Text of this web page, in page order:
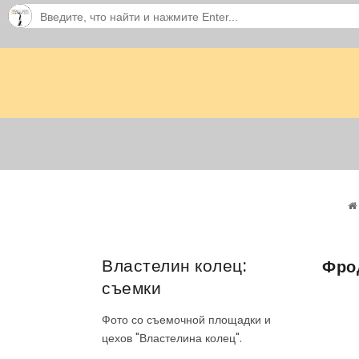
Властелин колец:
съемки
Фото со съемочной площадки и
цехов "Властелина колец".